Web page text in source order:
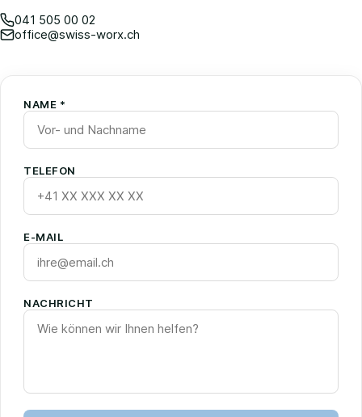
041 505 00 02
office@swiss-worx.ch
NAME *
TELEFON
E-MAIL
NACHRICHT